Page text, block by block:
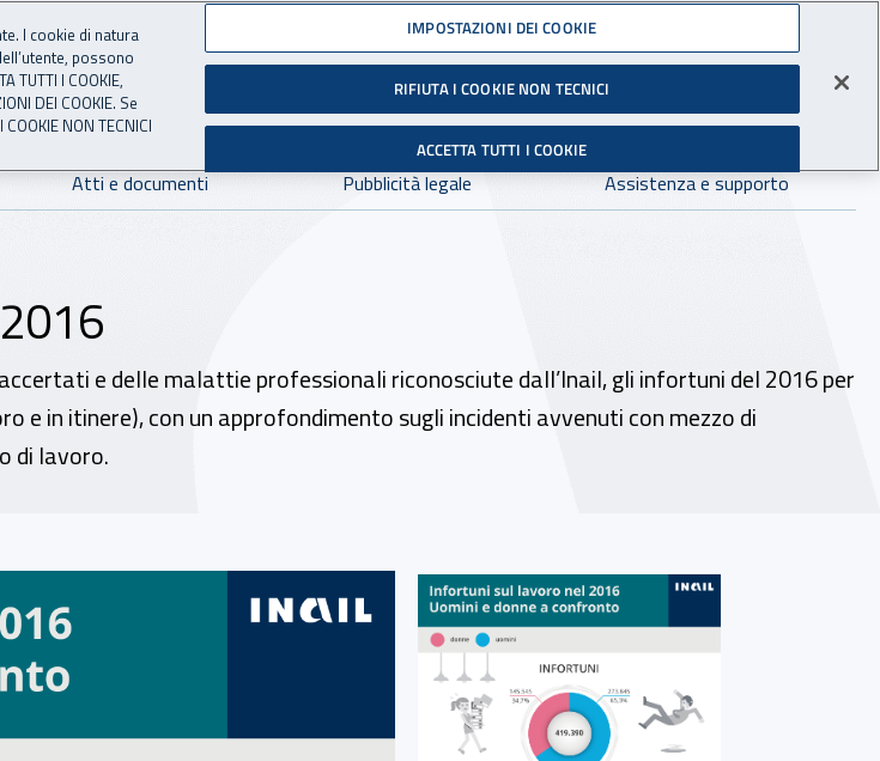
contro gli Infortuni sul Lavoro
Facebook - Sito esterno - Apertura in nuova finestra
X - Sito esterno - Apertura in nuova finestra
Instagram - Sito esterno - Apertura in
Linkedin - Sito esterno -
Youtube - Sito esterno -
Tiktok - SitoSpreaker -
Dove cercare:
in:tutto INAIL.it
Atti e documenti Pubblicità legale Assistenza e supporto
e delle malattie professionali riconosciute dall’Inail, gli infortuni del 2016 per
e in itinere), con un approfondimento sugli incidenti avvenuti con mezzo di
di lavoro.
I cookie di natura
possono
I COOKIE,
DEI COOKIE. Se
NON TECNICI
IMPOSTAZIONI DEI COOKIE
RIFIUTA I COOKIE NON TECNICI
ACCETTA TUTTI I COOKIE